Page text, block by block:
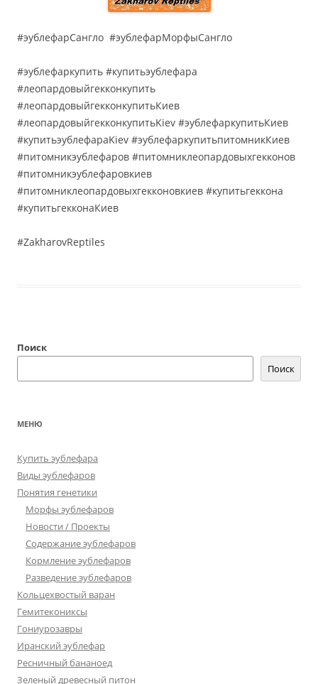
#эублефарСангло #эублефарМорфыСангло
#эублефаркупить #купитьэублефара
#леопардовыйгекконкупить
#леопардовыйгекконкупитьКиев
#леопардовыйгекконкупитьKiev #эублефаркупитьКиев
#купитьэублефараKiev #эублефаркупитьпитомникКиев
#питомникэублефаров #питомниклеопардовыхгекконов
#питомникэублефаровкиев
#питомниклеопардовыхгекконовкиев #купитьгеккона
#купитьгекконаКиев
#ZakharovReptiles
Поиск
Поиск
МЕНЮ
Купить эублефара
Виды эублефаров
Понятия генетики
Морфы эублефаров
Новости / Проекты
Содержание эублефаров
Кормление эублефаров
Разведение эублефаров
Кольцехвостый варан
Гемитекониксы
Гониурозавры
Иранский эублефар
Ресничный бананоед
Зеленый древесный питон